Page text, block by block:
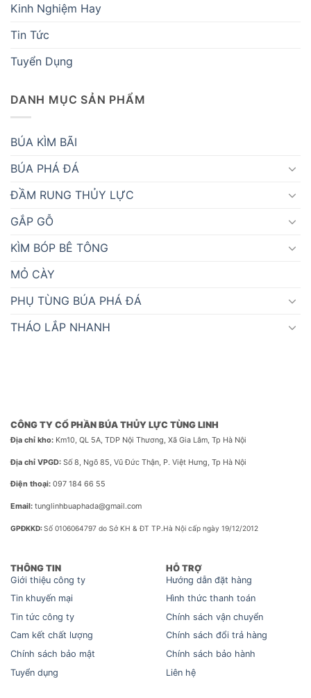
Kinh Nghiệm Hay
Tin Tức
Tuyển Dụng
DANH MỤC SẢN PHẨM
BÚA KÌM BÃI
BÚA PHÁ ĐÁ
ĐẦM RUNG THỦY LỰC
GẮP GỖ
KÌM BÓP BÊ TÔNG
MỎ CÀY
PHỤ TÙNG BÚA PHÁ ĐÁ
THÁO LẮP NHANH
CÔNG TY CỔ PHẦN BÚA THỦY LỰC TÙNG LINH
Địa chỉ kho: Km10, QL 5A, TDP Nội Thương, Xã Gia Lâm, Tp Hà Nội
Địa chỉ VPGD: Số 8, Ngõ 85, Vũ Đức Thận, P. Việt Hưng, Tp Hà Nội
Điện thoại: 097 184 66 55
Email: tunglinhbuaphada@gmail.com
GPĐKKD:Số 0106064797 do Sở KH & ĐT TP.Hà Nội cấp ngày 19/12/2012
THÔNG TIN
Giới thiệu công ty
Tin khuyến mại
Tin tức công ty
Cam kết chất lượng
Chính sách bảo mật
Tuyển dụng
HỖ TRỢ
Hướng dẫn đặt hàng
Hình thức thanh toán
Chính sách vận chuyển
Chính sách đổi trả hàng
Chính sách bảo hành
Liên hệ